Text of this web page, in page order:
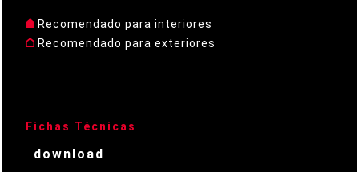
Recomendado para interiores
Recomendado para exteriores
Fichas Técnicas
download